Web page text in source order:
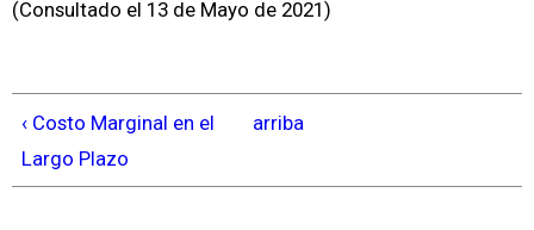
(Consultado el 13 de Mayo de 2021)
‹ Costo Marginal en el
Largo Plazo
arriba